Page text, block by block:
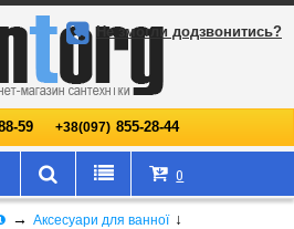
59 +38(097) 855-28-44
Не змогли додзвонитись?
0
→ Аксесуари для ванної ↓